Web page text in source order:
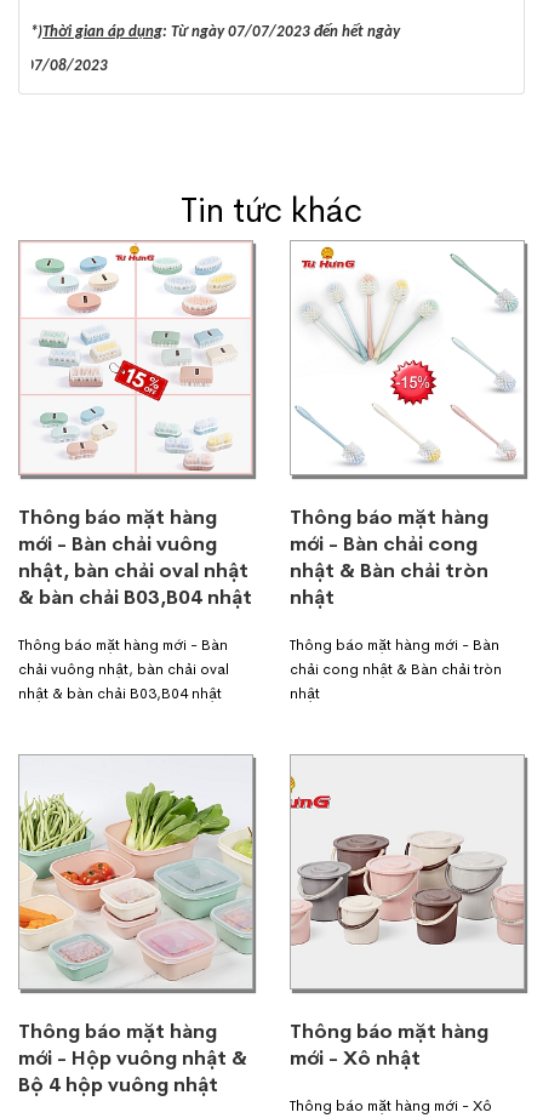
(*)Thời gian áp dụng: Từ ngày07/07/2023 đến hết ngày
07/08/2023
Tin tức khác
Thông báo mặt hàng
mới - Bàn chải vuông
nhật, bàn chải oval nhật
& bàn chải B03,B04 nhật
Thông báo mặt hàng mới - Bàn
chải vuông nhật, bàn chải oval
nhật & bàn chải B03,B04 nhật
Thông báo mặt hàng
mới - Bàn chải cong
nhật & Bàn chải tròn
nhật
Thông báo mặt hàng mới - Bàn
chải cong nhật & Bàn chải tròn
nhật
Thông báo mặt hàng
mới - Hộp vuông nhật &
Bộ 4 hộp vuông nhật
Thông báo mặt hàng
mới - Xô nhật
Thông báo mặt hàng mới - Xô